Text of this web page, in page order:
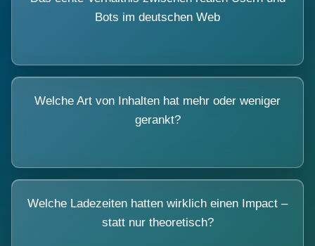
Bots im deutschen Web
Welche Art von Inhalten hat mehr oder weniger
gerankt?
Welche Ladezeiten hatten wirklich einen Impact –
statt nur theoretisch?